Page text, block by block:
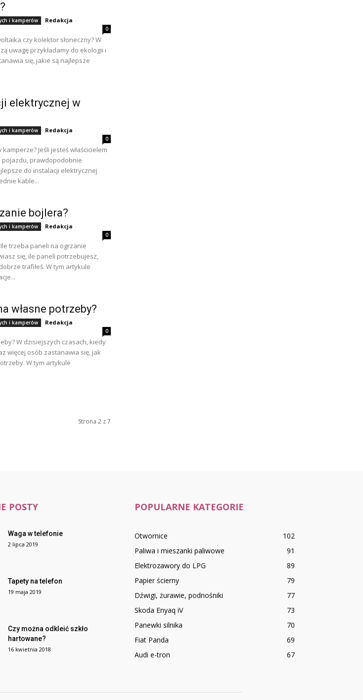
i kamperów Redakcja -
0
czy kolektor słoneczny? W
uwagę przykładamy do ekologii i
się, jakie są najlepsze
elektrycznej w
i kamperów Redakcja -
0
Jeśli jesteś właścicielem
prawdopodobnie
do instalacji elektrycznej
kable...
bojlera?
i kamperów Redakcja -
0
trzeba paneli na ogrzanie
się, ile paneli potrzebujesz,
trafiłeś. W tym artykule
własne potrzeby?
i kamperów Redakcja -
0
W dzisiejszych czasach, kiedy
więcej osób zastanawia się, jak
W tym artykule
Strona 2 z 7
POSTY
Waga w telefonie
2 lipca 2019
Tapety na telefon
19 maja 2019
Czy można odkleić szkło
hartowane?
16 kwietnia 2018
POPULARNE KATEGORIE
Otwornice
102
Paliwa i mieszanki paliwowe
91
Elektrozawory do LPG
89
Papier ścierny
79
Dźwigi, żurawie, podnośniki
77
Skoda Enyaq iV
73
Panewki silnika
70
Fiat Panda
69
Audi e-tron
67